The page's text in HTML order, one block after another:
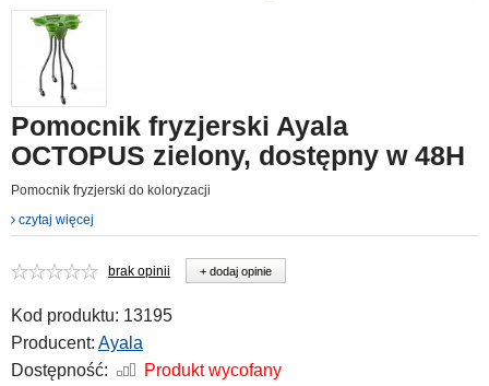
Pomocnik fryzjerski Ayala
OCTOPUS zielony, dostępny w 48H
Pomocnik fryzjerski do koloryzacji
czytaj więcej
brak opinii + dodaj opinie
Kod produktu: 13195
Producent: Ayala
Dostępność:
Produkt wycofany